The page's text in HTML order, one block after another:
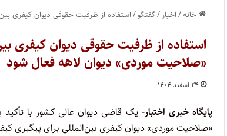
خانه/اخبار /گفتگو/استفاده از ظرفیت حقوقی دیوان کیفری
استفاده از ظرفیت حقوقی دیوان کیفری
«صلاحیت موردی» دیوان لاهه فعال شود
۲۴ اسفند ۱۴۰۴
پایگاه خبری اختبار- یک قاضی دیوان عالی کشور با
«صلاحیت موردی» دیوان کیفری بین‌المللی برای پیگیری